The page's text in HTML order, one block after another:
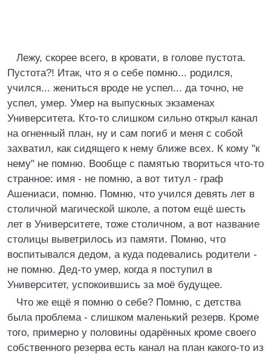
Лежу, скорее всего, в кровати, в голове пустота.
Пустота?! Итак, что я о себе помню... родился,
учился... жениться вроде не успел... да точно, не
успел, умер. Умер на выпускных экзаменах
Университета. Кто-то слишком сильно открыл канал
на огненный план, ну и сам погиб и меня с собой
захватил, как сидящего к нему ближе всех. К кому "к
нему" не помню. Вообще с памятью твориться что-то
странное: имя - не помню, а вот титул - граф
Ашениаси, помню. Помню, что учился девять лет в
столичной магической школе, а потом ещё шесть
лет в Университете, тоже столичном, а вот название
столицы выветрилось из памяти. Помню, что
воспитывался дедом, а куда подевались родители -
не помню. Дед-то умер, когда я поступил в
Университет, успокоившись за моё будущее.
Что же ещё я помню о себе? Помню, с детства
была проблема - слишком маленький резерв. Кроме
того, примерно у половины одарённых кроме своего
собственного резерва есть канал на план какого-то из